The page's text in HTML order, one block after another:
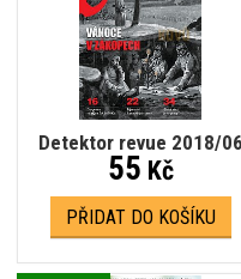
Detektor revue 2018/06
55 Kč
PŘIDAT DO KOŠÍKU